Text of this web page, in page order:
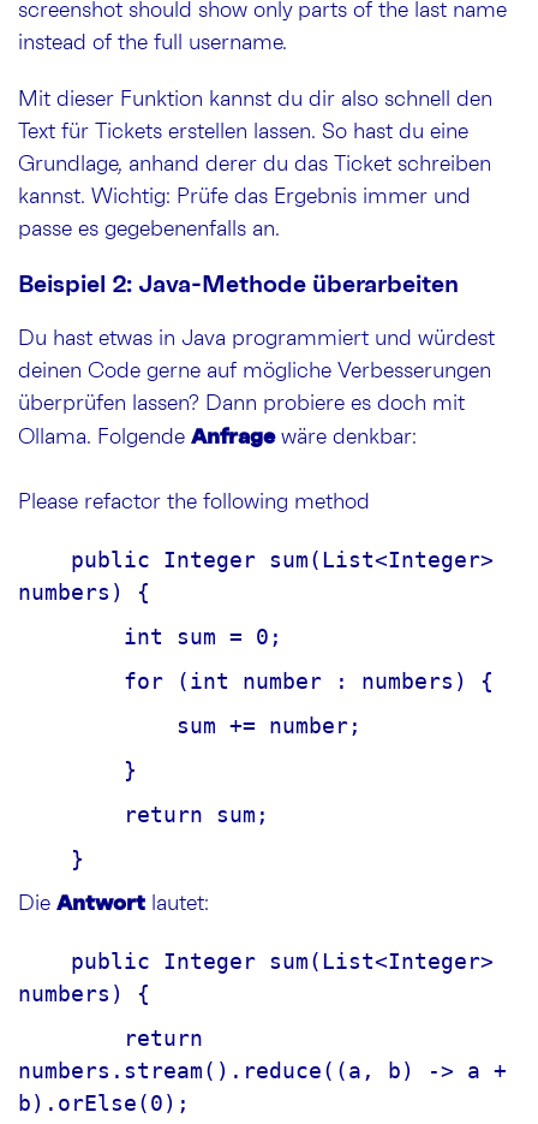
screenshot should show only parts of the last name
instead of the full username.
Mit dieser Funktion kannst du dir also schnell den
Text für Tickets erstellen lassen. So hast du eine
Grundlage, anhand derer du das Ticket schreiben
kannst. Wichtig: Prüfe das Ergebnis immer und
passe es gegebenenfalls an.
Beispiel 2: Java-Methode überarbeiten
Du hast etwas in Java programmiert und würdest
deinen Code gerne auf mögliche Verbesserungen
überprüfen lassen? Dann probiere es doch mit
Ollama. Folgende Anfragewäre denkbar:
Please refactor the following method
public Integer sum(List<Integer>
numbers) {
int sum = 0;
for (int number : numbers) {
sum += number;
}
return sum;
}
Die Antwort lautet:
public Integer sum(List<Integer>
numbers) {
return
numbers.stream().reduce((a, b) -> a +
b).orElse(0);